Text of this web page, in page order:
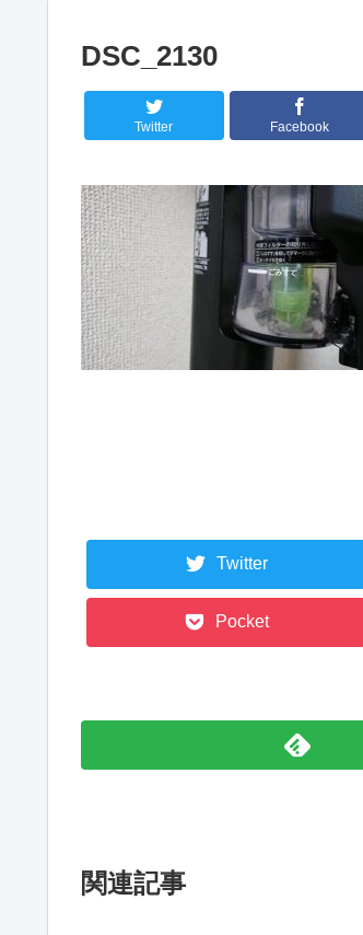
DSC_2130
Twitter Facebook
Twitter
Pocket
関連記事